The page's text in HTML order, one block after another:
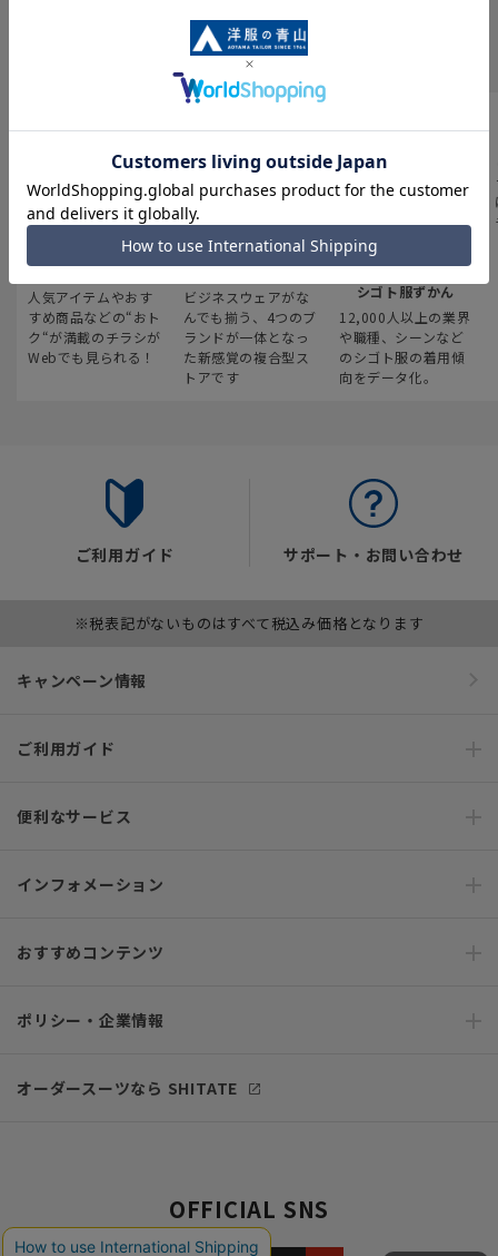
INFORMATION
最新のお買い得情報
人気アイテムやおす
すめ商品などの“おト
ク“が満載のチラシが
Webでも見られる！
スーツスクエア
ビジネスウェアがな
んでも揃う、4つのブ
ランドが一体となっ
た新感覚の複合型ス
トアです
みんなの
シゴト服ずかん
12,000人以上の業界
や職種、シーンなど
のシゴト服の着用傾
向をデータ化。
ご利用ガイド サポート・お問い合わせ
※税表記がないものはすべて税込み価格となります
キャンペーン情報
ご利用ガイド
便利なサービス
インフォメーション
おすすめコンテンツ
ポリシー・企業情報
オーダースーツなら SHITATE
OFFICIAL SNS